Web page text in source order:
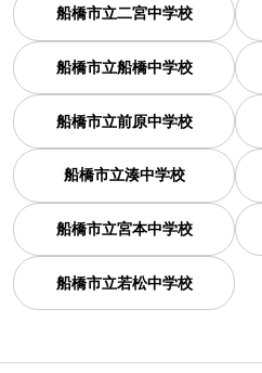
船橋市立二宮中学校
船橋市立船橋中学校
船橋市立前原中学校
船橋市立湊中学校
船橋市立宮本中学校
船橋市立若松中学校